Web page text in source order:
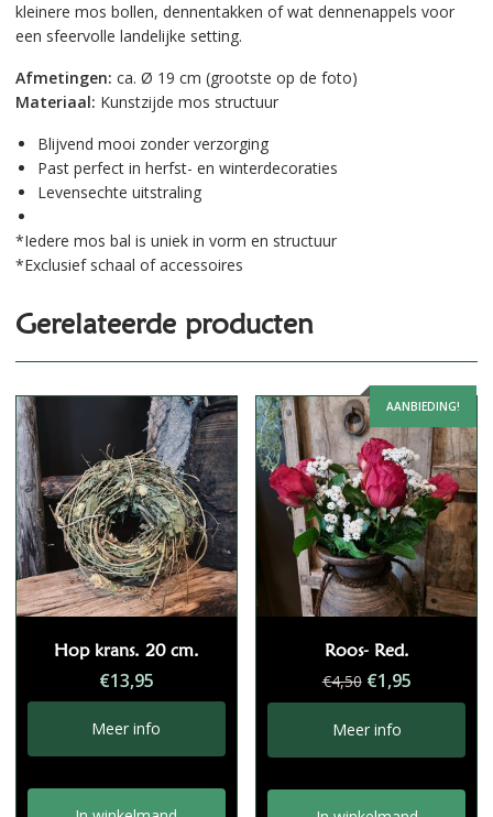
kleinere mos bollen, dennentakken of wat dennenappels voor
een sfeervolle landelijke setting.
Afmetingen: ca. Ø 19 cm (grootste op de foto)
Materiaal: Kunstzijde mos structuur
Blijvend mooi zonder verzorging
Past perfect in herfst- en winterdecoraties
Levensechte uitstraling
*Iedere mos bal is uniek in vorm en structuur
*Exclusief schaal of accessoires
Gerelateerde producten
Hop krans. 20 cm.
€13,95
Meer info
AANBIEDING!
Roos- Red.
€4,50
prijs
was:
€4,50.
€1,95Huidige
prijs
€1,95.
Meer info